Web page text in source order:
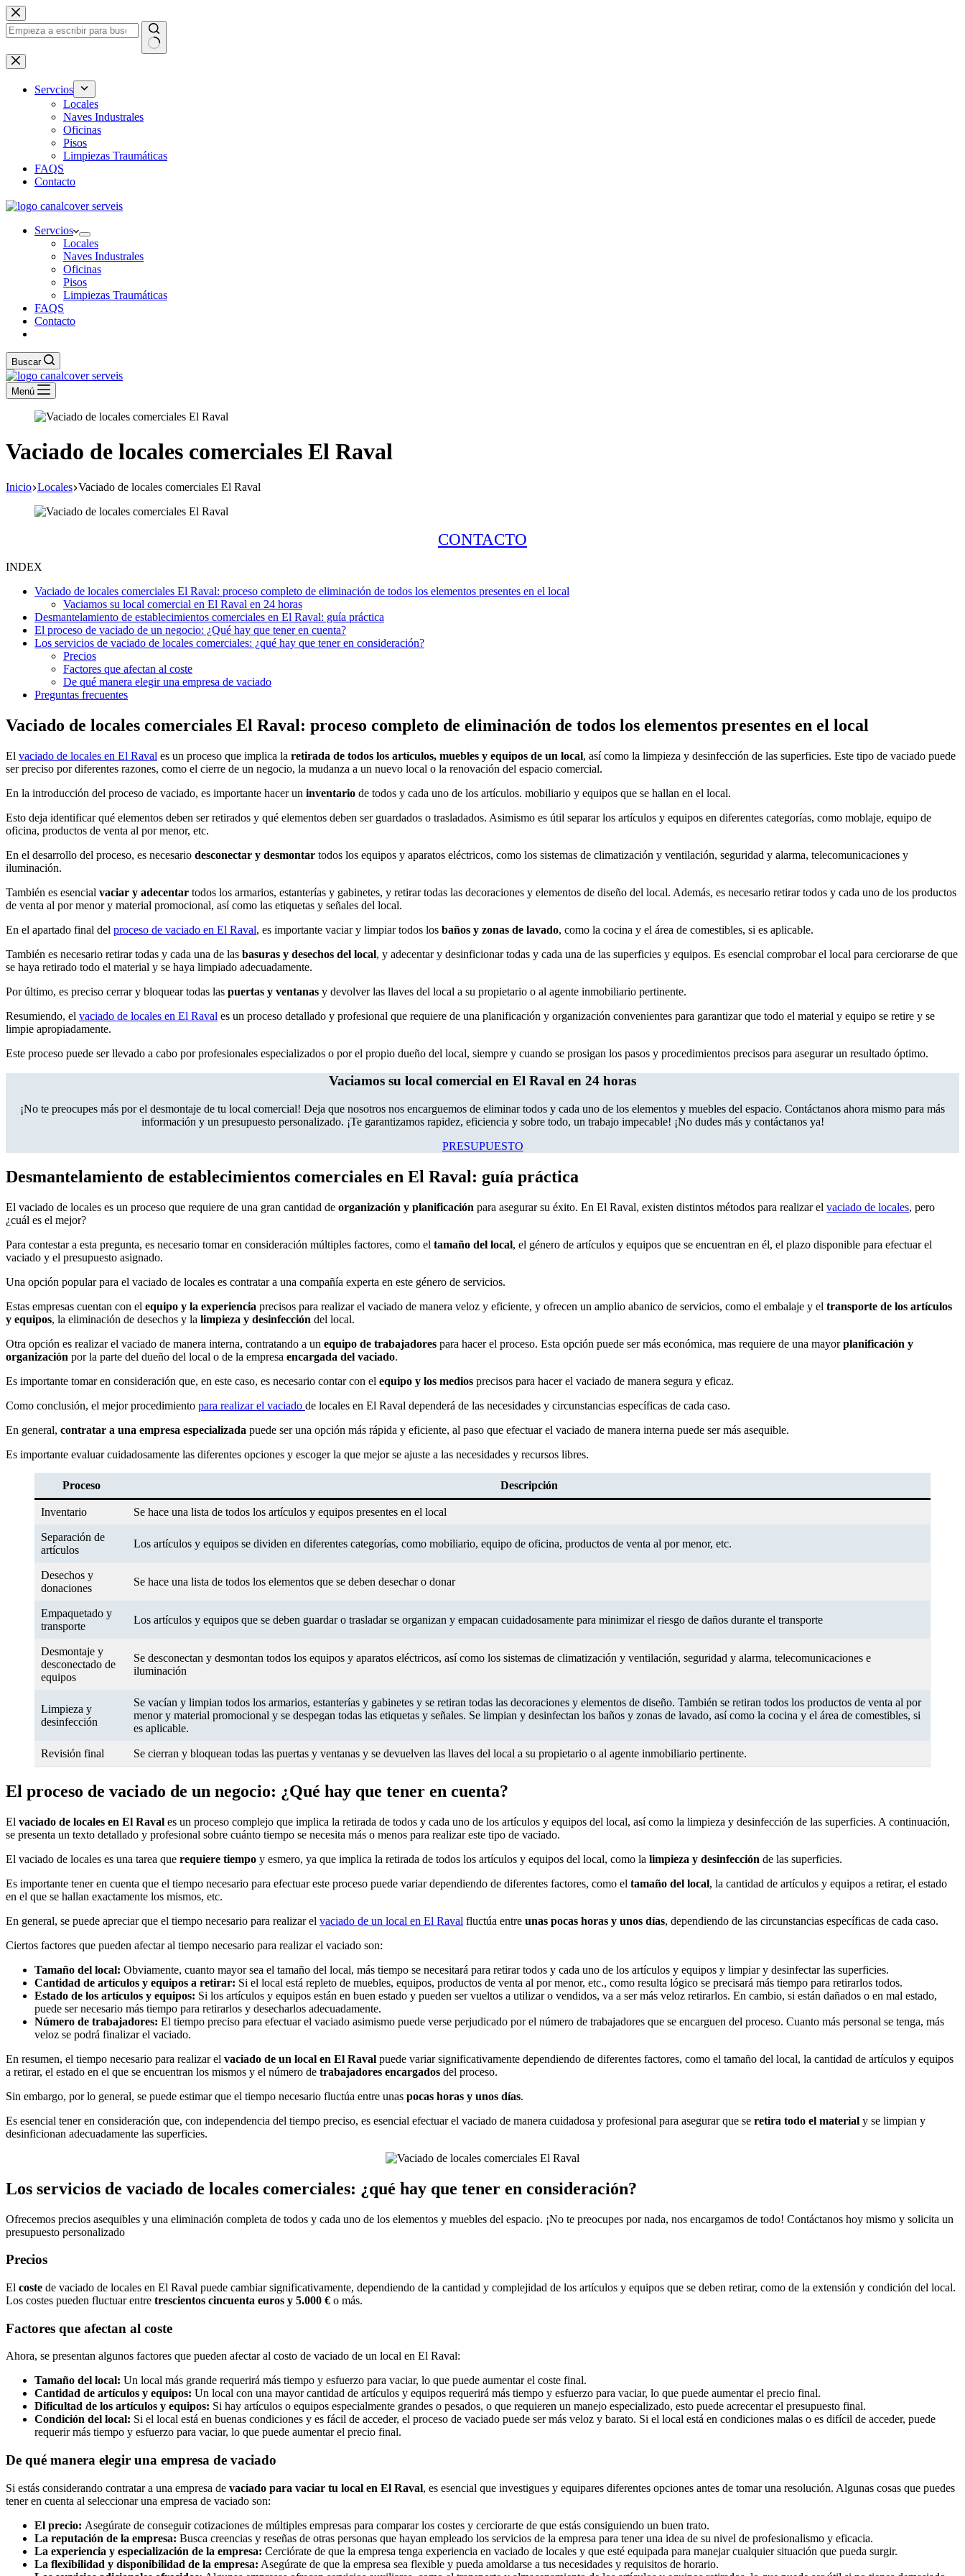
Saltar
al
contenido
Sin
resultados
Servcios
Locales
Naves Industrales
Oficinas
Pisos
Limpiezas Traumáticas
FAQS
Contacto
Servcios
Locales
Naves Industrales
Oficinas
Pisos
Limpiezas Traumáticas
FAQS
Contacto
Buscar
Menú
Vaciado de locales comerciales El Raval
Inicio Locales Vaciado de locales comerciales El Raval
CONTACTO
INDEX
Vaciado de locales comerciales El Raval: proceso completo de eliminación de todos los elementos presentes en el local
Vaciamos su local comercial en El Raval en 24 horas
Desmantelamiento de establecimientos comerciales en El Raval: guía práctica
El proceso de vaciado de un negocio: ¿Qué hay que tener en cuenta?
Los servicios de vaciado de locales comerciales: ¿qué hay que tener en consideración?
Precios
Factores que afectan al coste
De qué manera elegir una empresa de vaciado
Preguntas frecuentes
Vaciado de locales comerciales El Raval: proceso completo de eliminación de todos los elementos presentes en el local
El vaciado de locales en El Raval es un proceso que implica la retirada de todos los artículos, muebles y equipos de un local, así como la limpieza y desinfección de las superficies. Este tipo de vaciado puede
ser preciso por diferentes razones, como el cierre de un negocio, la mudanza a un nuevo local o la renovación del espacio comercial.
En la introducción del proceso de vaciado, es importante hacer un inventario de todos y cada uno de los artículos. mobiliario y equipos que se hallan en el local.
Esto deja identificar qué elementos deben ser retirados y qué elementos deben ser guardados o trasladados. Asimismo es útil separar los artículos y equipos en diferentes categorías, como moblaje, equipo de
oficina, productos de venta al por menor, etc.
En el desarrollo del proceso, es necesario desconectar y desmontar todos los equipos y aparatos eléctricos, como los sistemas de climatización y ventilación, seguridad y alarma, telecomunicaciones y
iluminación.
También es esencial vaciar y adecentar todos los armarios, estanterías y gabinetes, y retirar todas las decoraciones y elementos de diseño del local. Además, es necesario retirar todos y cada uno de los productos
de venta al por menor y material promocional, así como las etiquetas y señales del local.
En el apartado final del proceso de vaciado en El Raval, es importante vaciar y limpiar todos los baños y zonas de lavado, como la cocina y el área de comestibles, si es aplicable.
También es necesario retirar todas y cada una de las basuras y desechos del local, y adecentar y desinficionar todas y cada una de las superficies y equipos. Es esencial comprobar el local para cerciorarse de que
se haya retirado todo el material y se haya limpiado adecuadamente.
Por último, es preciso cerrar y bloquear todas las puertas y ventanas y devolver las llaves del local a su propietario o al agente inmobiliario pertinente.
Resumiendo, el vaciado de locales en El Raval es un proceso detallado y profesional que requiere de una planificación y organización convenientes para garantizar que todo el material y equipo se retire y se
limpie apropiadamente.
Este proceso puede ser llevado a cabo por profesionales especializados o por el propio dueño del local, siempre y cuando se prosigan los pasos y procedimientos precisos para asegurar un resultado óptimo.
Vaciamos su local comercial en El Raval en 24 horas
¡No te preocupes más por el desmontaje de tu local comercial! Deja que nosotros nos encarguemos de eliminar todos y cada uno de los elementos y muebles del espacio. Contáctanos ahora mismo para más
información y un presupuesto personalizado. ¡Te garantizamos rapidez, eficiencia y sobre todo, un trabajo impecable! ¡No dudes más y contáctanos ya!
PRESUPUESTO
Desmantelamiento de establecimientos comerciales en El Raval: guía práctica
El vaciado de locales es un proceso que requiere de una gran cantidad de organización y planificación para asegurar su éxito. En El Raval, existen distintos métodos para realizar el vaciado de locales, pero
¿cuál es el mejor?
Para contestar a esta pregunta, es necesario tomar en consideración múltiples factores, como el tamaño del local, el género de artículos y equipos que se encuentran en él, el plazo disponible para efectuar el
vaciado y el presupuesto asignado.
Una opción popular para el vaciado de locales es contratar a una compañía experta en este género de servicios.
Estas empresas cuentan con el equipo y la experiencia precisos para realizar el vaciado de manera veloz y eficiente, y ofrecen un amplio abanico de servicios, como el embalaje y el transporte de los artículos
y equipos, la eliminación de desechos y la limpieza y desinfección del local.
Otra opción es realizar el vaciado de manera interna, contratando a un equipo de trabajadores para hacer el proceso. Esta opción puede ser más económica, mas requiere de una mayorplanificación y
organización por la parte del dueño del local o de la empresa encargada del vaciado.
Es importante tomar en consideración que, en este caso, es necesario contar con el equipo y los medios precisos para hacer el vaciado de manera segura y eficaz.
Como conclusión, el mejor procedimiento para realizar el vaciado de locales en El Raval dependerá de las necesidades y circunstancias específicas de cada caso.
En general, contratar a una empresa especializada puede ser una opción más rápida y eficiente, al paso que efectuar el vaciado de manera interna puede ser más asequible.
Es importante evaluar cuidadosamente las diferentes opciones y escoger la que mejor se ajuste a las necesidades y recursos libres.
Proceso Descripción
Inventario Se hace una lista de todos los artículos y equipos presentes en el local
Separación de
artículos
Los artículos y equipos se dividen en diferentes categorías, como mobiliario, equipo de oficina, productos de venta al por menor, etc.
Desechos y
donaciones
Se hace una lista de todos los elementos que se deben desechar o donar
Empaquetado y
transporte
Los artículos y equipos que se deben guardar o trasladar se organizan y empacan cuidadosamente para minimizar el riesgo de daños durante el transporte
Desmontaje y
desconectado de
equipos
Se desconectan y desmontan todos los equipos y aparatos eléctricos, así como los sistemas de climatización y ventilación, seguridad y alarma, telecomunicaciones e
iluminación
Limpieza y
desinfección
Se vacían y limpian todos los armarios, estanterías y gabinetes y se retiran todas las decoraciones y elementos de diseño. También se retiran todos los productos de venta al por
menor y material promocional y se despegan todas las etiquetas y señales. Se limpian y desinfectan los baños y zonas de lavado, así como la cocina y el área de comestibles, si
es aplicable.
Revisión final Se cierran y bloquean todas las puertas y ventanas y se devuelven las llaves del local a su propietario o al agente inmobiliario pertinente.
El proceso de vaciado de un negocio: ¿Qué hay que tener en cuenta?
El vaciado de locales en El Raval es un proceso complejo que implica la retirada de todos y cada uno de los artículos y equipos del local, así como la limpieza y desinfección de las superficies. A continuación,
se presenta un texto detallado y profesional sobre cuánto tiempo se necesita más o menos para realizar este tipo de vaciado.
El vaciado de locales es una tarea que requiere tiempo y esmero, ya que implica la retirada de todos los artículos y equipos del local, como la limpieza y desinfección de las superficies.
Es importante tener en cuenta que el tiempo necesario para efectuar este proceso puede variar dependiendo de diferentes factores, como el tamaño del local, la cantidad de artículos y equipos a retirar, el estado
en el que se hallan exactamente los mismos, etc.
En general, se puede apreciar que el tiempo necesario para realizar el vaciado de un local en El Raval fluctúa entre unas pocas horas y unos días, dependiendo de las circunstancias específicas de cada caso.
Ciertos factores que pueden afectar al tiempo necesario para realizar el vaciado son:
Tamaño del local: Obviamente, cuanto mayor sea el tamaño del local, más tiempo se necesitará para retirar todos y cada uno de los artículos y equipos y limpiar y desinfectar las superficies.
Cantidad de artículos y equipos a retirar: Si el local está repleto de muebles, equipos, productos de venta al por menor, etc., como resulta lógico se precisará más tiempo para retirarlos todos.
Estado de los artículos y equipos: Si los artículos y equipos están en buen estado y pueden ser vueltos a utilizar o vendidos, va a ser más veloz retirarlos. En cambio, si están dañados o en mal estado,
puede ser necesario más tiempo para retirarlos y desecharlos adecuadamente.
Número de trabajadores: El tiempo preciso para efectuar el vaciado asimismo puede verse perjudicado por el número de trabajadores que se encarguen del proceso. Cuanto más personal se tenga, más
veloz se podrá finalizar el vaciado.
En resumen, el tiempo necesario para realizar el vaciado de un local en El Raval puede variar significativamente dependiendo de diferentes factores, como el tamaño del local, la cantidad de artículos y equipos
a retirar, el estado en el que se encuentran los mismos y el número de trabajadores encargados del proceso.
Sin embargo, por lo general, se puede estimar que el tiempo necesario fluctúa entre unas pocas horas y unos días.
Es esencial tener en consideración que, con independencia del tiempo preciso, es esencial efectuar el vaciado de manera cuidadosa y profesional para asegurar que se retira todo el material y se limpian y
desinficionan adecuadamente las superficies.
Los servicios de vaciado de locales comerciales: ¿qué hay que tener en consideración?
Ofrecemos precios asequibles y una eliminación completa de todos y cada uno de los elementos y muebles del espacio. ¡No te preocupes por nada, nos encargamos de todo! Contáctanos hoy mismo y solicita un
presupuesto personalizado
Precios
El coste de vaciado de locales en El Raval puede cambiar significativamente, dependiendo de la cantidad y complejidad de los artículos y equipos que se deben retirar, como de la extensión y condición del local.
Los costes pueden fluctuar entre trescientos cincuenta euros y 5.000 € o más.
Factores que afectan al coste
Ahora, se presentan algunos factores que pueden afectar al costo de vaciado de un local en El Raval:
Tamaño del local: Un local más grande requerirá más tiempo y esfuerzo para vaciar, lo que puede aumentar el coste final.
Cantidad de artículos y equipos: Un local con una mayor cantidad de artículos y equipos requerirá más tiempo y esfuerzo para vaciar, lo que puede aumentar el precio final.
Dificultad de los artículos y equipos: Si hay artículos o equipos especialmente grandes o pesados, o que requieren un manejo especializado, esto puede acrecentar el presupuesto final.
Condición del local: Si el local está en buenas condiciones y es fácil de acceder, el proceso de vaciado puede ser más veloz y barato. Si el local está en condiciones malas o es difícil de acceder, puede
requerir más tiempo y esfuerzo para vaciar, lo que puede aumentar el precio final.
De qué manera elegir una empresa de vaciado
Si estás considerando contratar a una empresa de vaciado para vaciar tu local en El Raval, es esencial que investigues y equipares diferentes opciones antes de tomar una resolución. Algunas cosas que puedes
tener en cuenta al seleccionar una empresa de vaciado son:
El precio: Asegúrate de conseguir cotizaciones de múltiples empresas para comparar los costes y cerciorarte de que estás consiguiendo un buen trato.
La reputación de la empresa: Busca creencias y reseñas de otras personas que hayan empleado los servicios de la empresa para tener una idea de su nivel de profesionalismo y eficacia.
La experiencia y especialización de la empresa: Cerciórate de que la empresa tenga experiencia en vaciado de locales y que esté equipada para manejar cualquier situación que pueda surgir.
La flexibilidad y disponibilidad de la empresa: Asegúrate de que la empresa sea flexible y pueda amoldarse a tus necesidades y requisitos de horario.